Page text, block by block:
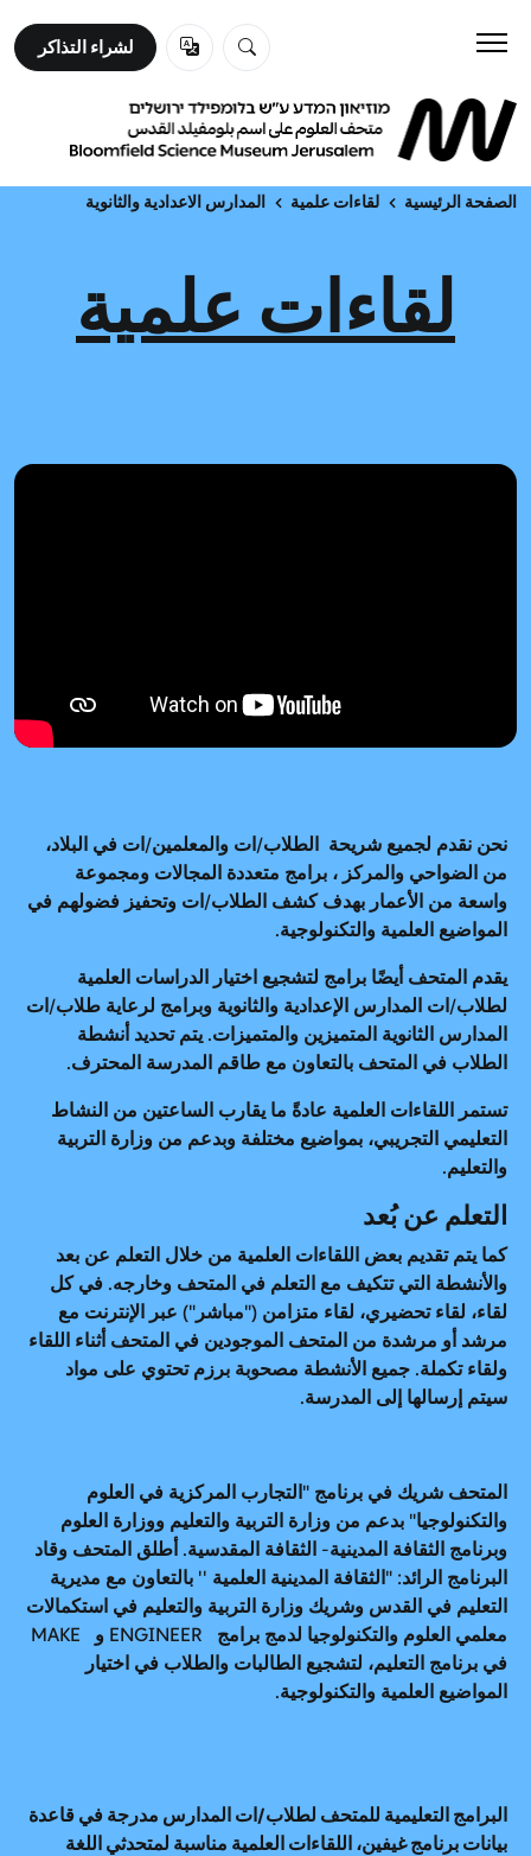
زورونا
تعلم
لشراء التذاكر
الصفحة الرئيسية لقاءات علمية المدارس الاعدادية والثانوية
لقاءات علمية
نحن نقدم لجميع شريحة الطلاب/ات والمعلمين/ات في البلاد،
من الضواحي والمركز ، برامج متعددة المجالات ومجموعة
واسعة من الأعمار بهدف كشف الطلاب/ات وتحفيز فضولهم في
المواضيع العلمية والتكنولوجية.
يقدم المتحف أيضًا برامج لتشجيع اختيار الدراسات العلمية
لطلاب/ات المدارس الإعدادية والثانوية وبرامج لرعاية طلاب/ات
المدارس الثانوية المتميزين والمتميزات. يتم تحديد أنشطة
الطلاب في المتحف بالتعاون مع طاقم المدرسة المحترف.
تستمر اللقاءات العلمية عادةً ما يقارب الساعتين من النشاط
التعليمي التجريبي، بمواضيع مختلفة وبدعم من وزارة التربية
والتعليم.
التعلم عن بُعد
كما يتم تقديم بعض اللقاءات العلمية من خلال التعلم عن بعد
والأنشطة التي تتكيف مع التعلم في المتحف وخارجه. في كل
لقاء، لقاء تحضيري، لقاء متزامن ("مباشر") عبر الإنترنت مع
مرشد أو مرشدة من المتحف الموجودين في المتحف أثناء اللقاء
ولقاء تكملة. جميع الأنشطة مصحوبة برزم تحتوي على مواد
سيتم إرسالها إلى المدرسة.
المتحف شريك في برنامج "التجارب المركزية في العلوم
والتكنولوجيا" بدعم من وزارة التربية والتعليم ووزارة العلوم
وبرنامج الثقافة المدينية- الثقافة المقدسية. أطلق المتحف وقاد
البرنامج الرائد: "الثقافة المدينية العلمية '' بالتعاون مع مديرية
التعليم في القدس وشريك وزارة التربية والتعليم في استكمالات
معلمي العلوم والتكنولوجيا لدمج برامج ENGINEER و MAKE
في برنامج التعليم، لتشجيع الطالبات والطلاب في اختيار
المواضيع العلمية والتكنولوجية.
البرامج التعليمية للمتحف لطلاب/ات المدارس مدرجة في قاعدة
بيانات برنامج غيفين، اللقاءات العلمية مناسبة لمتحدثي اللغة